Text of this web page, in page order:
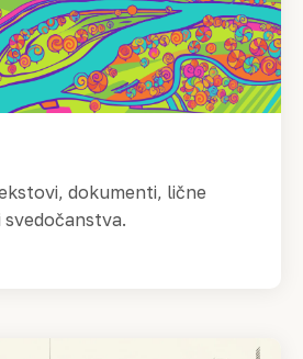
dokumenti, lične
svedočanstva.